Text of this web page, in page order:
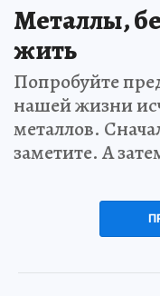
Металлы,
жить
Попробуйте
нашей жизни
металлов.
заметите. А